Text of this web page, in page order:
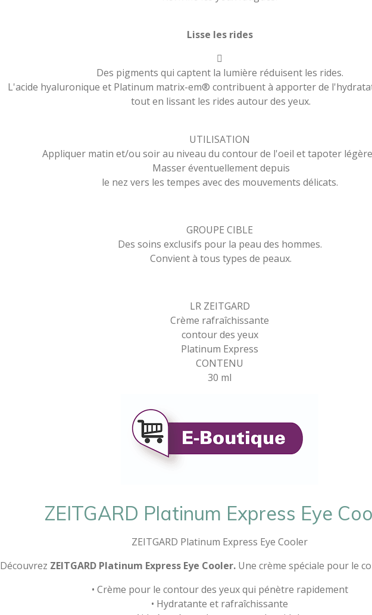
Lisse les rides

Des pigments qui captent la lumière réduisent les rides.
L'acide hyaluronique et Platinum matrix-em® contribuent à apporter de
tout en lissant les rides autour des yeux.
UTILISATION
Appliquer matin et/ou soir au niveau du contour de l'oeil et tapoter
Masser éventuellement depuis
le nez vers les tempes avec des mouvements délicats.
GROUPE CIBLE
Des soins exclusifs pour la peau des hommes.
Convient à tous types de peaux.
LR ZEITGARD
Crème rafraîchissante
contour des yeux
Platinum Express
CONTENU
30 ml
ZEITGARD Platinum Express Eye
ZEITGARD Platinum Express Eye Cooler
Découvrez ZEITGARD Platinum Express Eye Cooler. Une crème spéciale pour le
• Crème pour le contour des yeux qui pénètre rapidement
• Hydratante et rafraîchissante